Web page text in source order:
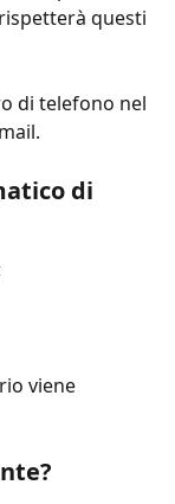
questi
di telefono nel
di
viene